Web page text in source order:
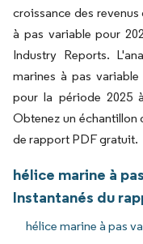
croissance des
à pas variable pour
Industry Reports.
marines à pas
pour la période 2025
Obtenez un échantillon
de rapport PDF gratuit.
hélice marine à
Instantanés du
hélice marine à pas